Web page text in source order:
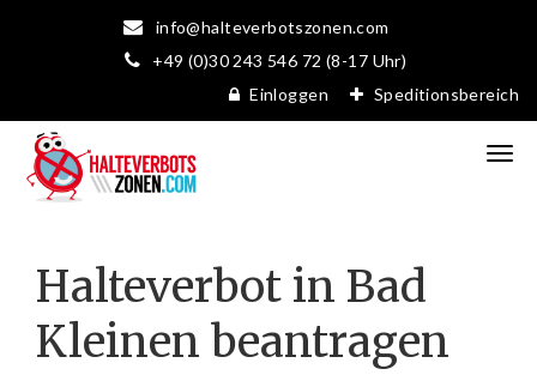
info@halteverbotszonen.com
+49 (0)30 243 546 72 (8-17 Uhr)
Einloggen
Speditionsbereich
Halteverbot in Bad
Kleinen beantragen